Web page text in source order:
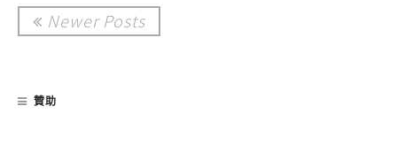
Newer Posts
贊助